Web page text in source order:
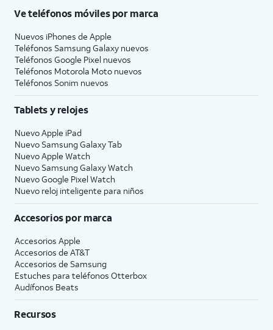
Ve teléfonos móviles por marca
Nuevos iPhones de Apple
Teléfonos Samsung Galaxy nuevos
Teléfonos Google Pixel nuevos
Teléfonos Motorola Moto nuevos
Teléfonos Sonim nuevos
Tablets y relojes
Nuevo Apple iPad
Nuevo Samsung Galaxy Tab
Nuevo Apple Watch
Nuevo Samsung Galaxy Watch
Nuevo Google Pixel Watch
Nuevo reloj inteligente para niños
Accesorios por marca
Accesorios Apple
Accesorios de AT&T
Accesorios de Samsung
Estuches para teléfonos Otterbox
Audífonos Beats
Recursos